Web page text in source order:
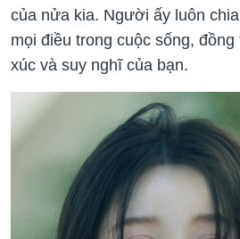
của nửa kia. Người ấy luôn
mọi điều trong cuộc sống,
xúc và suy nghĩ của bạn.